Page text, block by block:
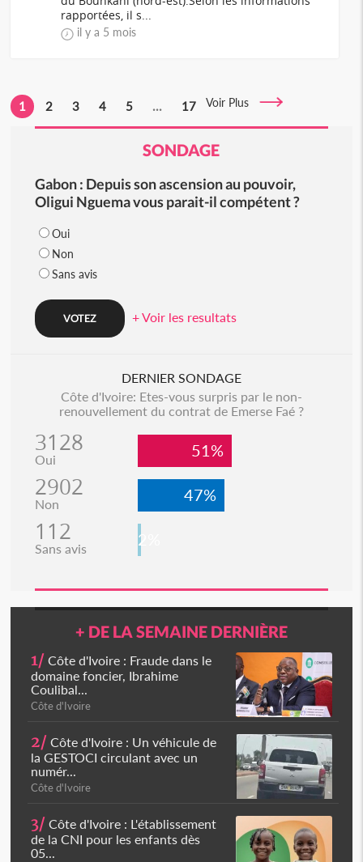
rapportées, il s...
il y a 5 mois
1 2 3 4 5 ... 17 Voir Plus
SONDAGE
Gabon : Depuis son ascension au pouvoir,
Oligui Nguema vous parait-il compétent ?
Oui
Non
Sans avis
+ Voir les resultats
DERNIER SONDAGE
Côte d'Ivoire: Etes-vous surpris par le non-
renouvellement du contrat de Emerse Faé ?
3128
Oui 51%
2902
Non 47%
112
Sans avis 2%
+ DE LA SEMAINE DERNIÈRE
1/ Côte d'Ivoire : Fraude dans le
domaine foncier, Ibrahime
Coulibal...
Côte d'Ivoire
2/ Côte d'Ivoire : Un véhicule de
la GESTOCI circulant avec un
numér...
Côte d'Ivoire
3/ Côte d'Ivoire : L'établissement
de la CNI pour les enfants dès
05...